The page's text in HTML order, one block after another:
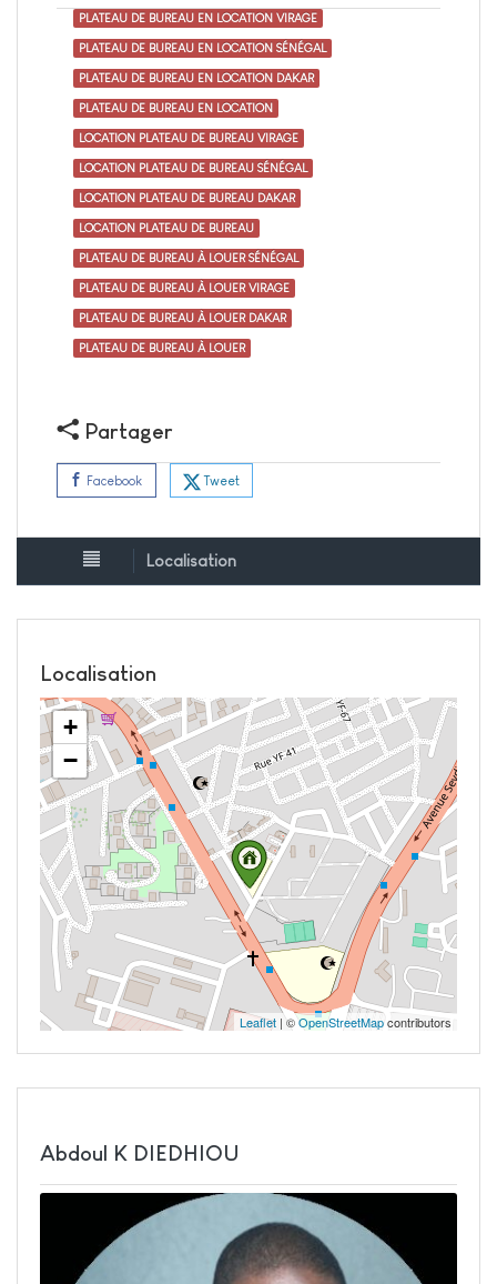
PLATEAU DE BUREAU EN LOCATION VIRAGE
PLATEAU DE BUREAU EN LOCATION SÉNÉGAL
PLATEAU DE BUREAU EN LOCATION DAKAR
PLATEAU DE BUREAU EN LOCATION
LOCATION PLATEAU DE BUREAU VIRAGE
LOCATION PLATEAU DE BUREAU SÉNÉGAL
LOCATION PLATEAU DE BUREAU DAKAR
LOCATION PLATEAU DE BUREAU
PLATEAU DE BUREAU À LOUER SÉNÉGAL
PLATEAU DE BUREAU À LOUER VIRAGE
PLATEAU DE BUREAU À LOUER DAKAR
PLATEAU DE BUREAU À LOUER
Partager
Facebook Tweet
Localisation
Localisation
+
−
Leaflet | ©OpenStreetMapcontributors
Abdoul K DIEDHIOU